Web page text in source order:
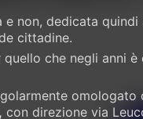
e non, dedicata
cittadine.
che negli anni è
omologato
con direzione via